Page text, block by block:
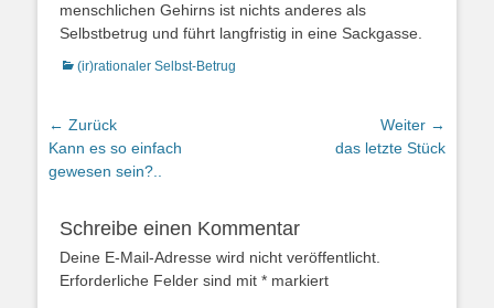
menschlichen Gehirns ist nichts anderes als
Selbstbetrug und führt langfristig in eine Sackgasse.
Kategorien
(ir)rationaler Selbst-Betrug
Beitragsnavigation
← Zurück
Vorheriger
Beitrag:
Kann es so einfach
gewesen sein?..
Weiter →
das letzte Stück
Schreibe einen Kommentar
Deine E-Mail-Adresse wird nicht veröffentlicht.
Erforderliche Felder sind mit * markiert